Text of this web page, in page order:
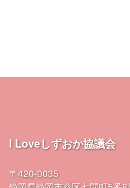
I Loveしずおか協議会
〒420-0035